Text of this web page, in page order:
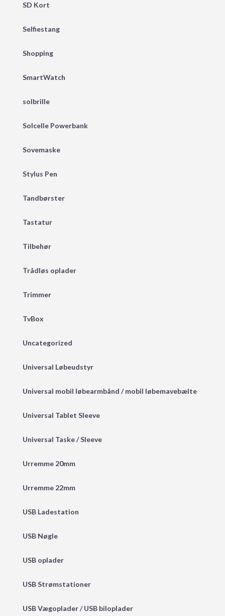
SD Kort
Selfiestang
Shopping
SmartWatch
solbrille
Solcelle Powerbank
Sovemaske
Stylus Pen
Tandbørster
Tastatur
Tilbehør
Trådløs oplader
Trimmer
TvBox
Uncategorized
Universal Løbeudstyr
Universal mobil løbearmbånd / mobil løbemavebælte
Universal Tablet Sleeve
Universal Taske / Sleeve
Urremme 20mm
Urremme 22mm
USB Ladestation
USB Nøgle
USB oplader
USB Strømstationer
USB Vægoplader / USB biloplader